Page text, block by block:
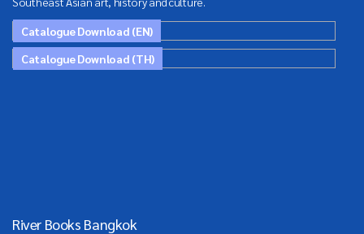
Catalogue Download (EN)
Catalogue Download (TH)
River Books Bangkok